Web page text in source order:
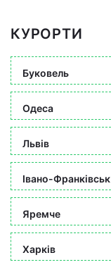
КУРОРТИ
Буковель
Одеса
Львів
Івано-Франківськ
Яремче
Харків